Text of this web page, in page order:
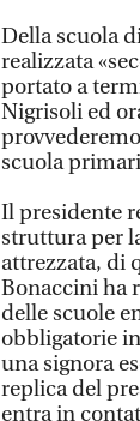
Della scuola
realizzata
portato a
Nigrisoli ed
scuola
Il presidente
struttura per
attrezzata, di
Bonaccini ha
delle scuole
obbligatorie
una signora
replica del
entra in